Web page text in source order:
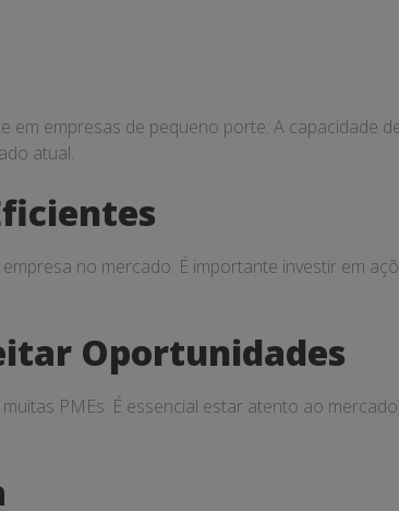
empresas de pequeno porte. A capacidade
atual.
no mercado. É importante investir em
Oportunidades
PMEs. É essencial estar atento ao